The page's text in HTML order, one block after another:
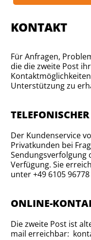
KONTAKT
Für Anfragen,
die die zweite Post
Unterstützung zu
Der Kundenservice
Privatkunden bei
Sendungsverfolgung
Verfügung. Sie
unter +49 6105 96778
ONLINE-
Die zweite Post ist
mail erreichbar: